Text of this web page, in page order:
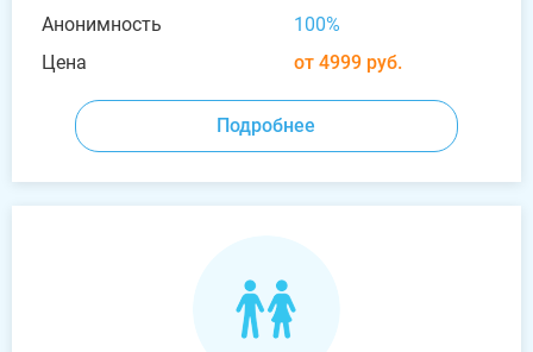
Анонимность
100%
Цена
от 4999 руб.
Подробнее